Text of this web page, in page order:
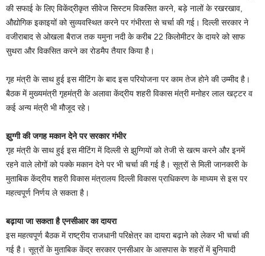
की सफाई के लिए विकेंद्रीकृत सीवेज सिस्टम विकसित करने, बड़े नालों के रखरखाव,
औद्योगिक इकाइयों को सुव्यवस्थित करने पर गंभीरता से चर्चा की गई। दिल्ली सरकार ने
वजीराबाद से ओखला बैराज तक यमुना नदी के करीब 22 किलोमीटर के दायरे को साफ
सुथरा और विकसित करने का रोडमैप तैयार किया है।
गृह मंत्री के साथ हुई इस मीटिंग के बाद इस परियोजना पर काम तेज होने की उम्मीद है।
बैठक में मुख्यमंत्री गृहमंत्री के अलावा केंद्रीय शहरी विकास मंत्री मनोहर लाल खट्टर व
कई अन्य मंत्री भी मौजूद रहे।
झुग्गी की जगह मकान देने पर सरकार गंभीर
गृह मंत्री के साथ हुई इस मीटिंग में दिल्ली से झुग्गियों को तेजी से खत्म करने और इनमें
रहने वाले लोगों को पक्के मकान देने पर भी चर्चा की गई है। सूत्रों से मिली जानकारी के
मुताबिक केंद्रीय शहरी विकास मंत्रालय दिल्ली विकास प्राधिकरण के माध्यम से इस पर
महत्वपूर्ण निर्णय ले सकता है।
बढ़ाया जा सकता है एनसीआर का दायरा
इस महत्वपूर्ण बैठक में राष्ट्रीय राजधानी परिक्षेत्र का दायरा बढ़ाने को लेकर भी चर्चा की
गई है। सूत्रों के मुताबिक केंद्र सरकार एनसीआर के आसपास के शहरों में बुनियादी